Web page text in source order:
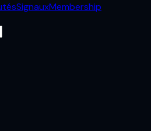
SignauxMembership